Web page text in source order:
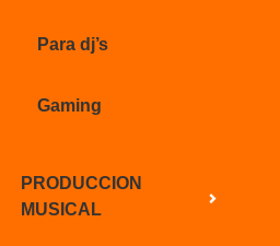
Para dj’s
Gaming
PRODUCCION
MUSICAL